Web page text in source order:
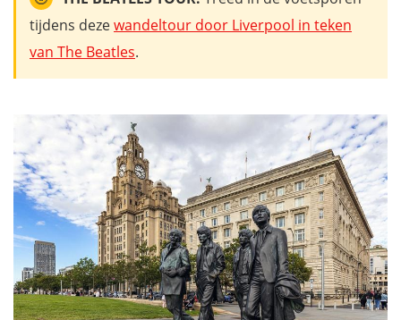
tijdens dezewandeltour door Liverpool in teken
van The Beatles.